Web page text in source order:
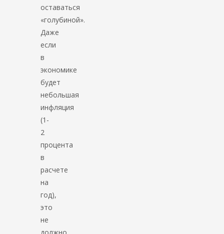
оставаться
«голубиной».
Даже
если
в
экономике
будет
небольшая
инфляция
(1-
2
процента
в
расчете
на
год),
это
не